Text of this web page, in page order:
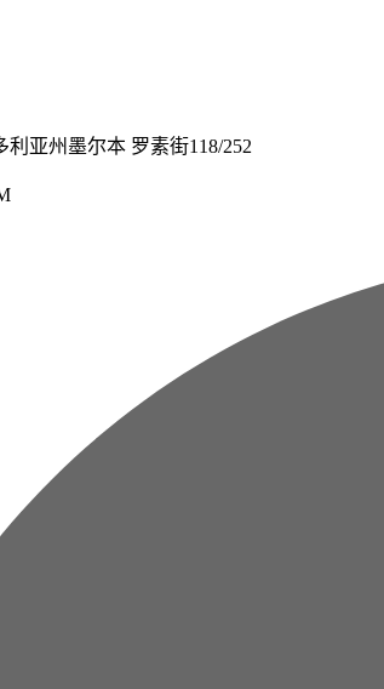
亚州墨尔本 罗素街118/252